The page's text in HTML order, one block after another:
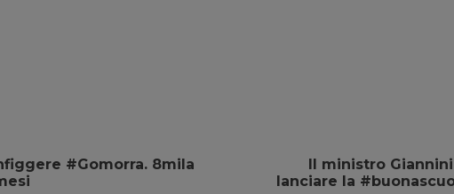
#Gomorra. 8mila
Il ministro
lanciare la